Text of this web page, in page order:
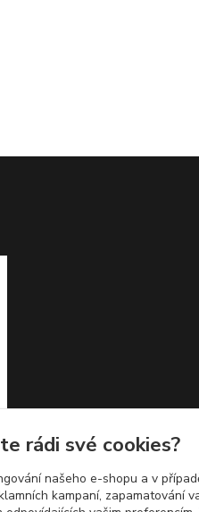
rádi své cookies?
našeho e-shopu a v
kampaní, zapamatování